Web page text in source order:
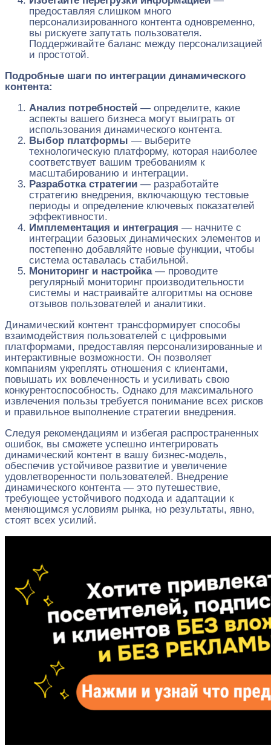
предоставляя слишком много
персонализированного контента одновременно,
вы рискуете запутать пользователя.
Поддерживайте баланс между персонализацией
и простотой.
Подробные шаги по интеграции динамического
контента:
Анализ потребностей — определите, какие
аспекты вашего бизнеса могут выиграть от
использования динамического контента.
Выбор платформы — выберите
технологическую платформу, которая наиболее
соответствует вашим требованиям к
масштабированию и интеграции.
Разработка стратегии — разработайте
стратегию внедрения, включающую тестовые
периоды и определение ключевых показателей
эффективности.
Имплементация и интеграция — начните с
интеграции базовых динамических элементов и
постепенно добавляйте новые функции, чтобы
система оставалась стабильной.
Мониторинг и настройка— проводите
регулярный мониторинг производительности
системы и настраивайте алгоритмы на основе
отзывов пользователей и аналитики.
Динамический контент трансформирует способы
взаимодействия пользователей с цифровыми
платформами, предоставляя персонализированные и
интерактивные возможности. Он позволяет
компаниям укреплять отношения с клиентами,
повышать их вовлеченность и усиливать свою
конкурентоспособность. Однако для максимального
извлечения пользы требуется понимание всех рисков
и правильное выполнение стратегии внедрения.
Следуя рекомендациям и избегая распространенных
ошибок, вы сможете успешно интегрировать
динамический контент в вашу бизнес-модель,
обеспечив устойчивое развитие и увеличение
удовлетворенности пользователей. Внедрение
динамического контента — это путешествие,
требующее устойчивого подхода и адаптации к
меняющимся условиям рынка, но результаты, явно,
стоят всех усилий.